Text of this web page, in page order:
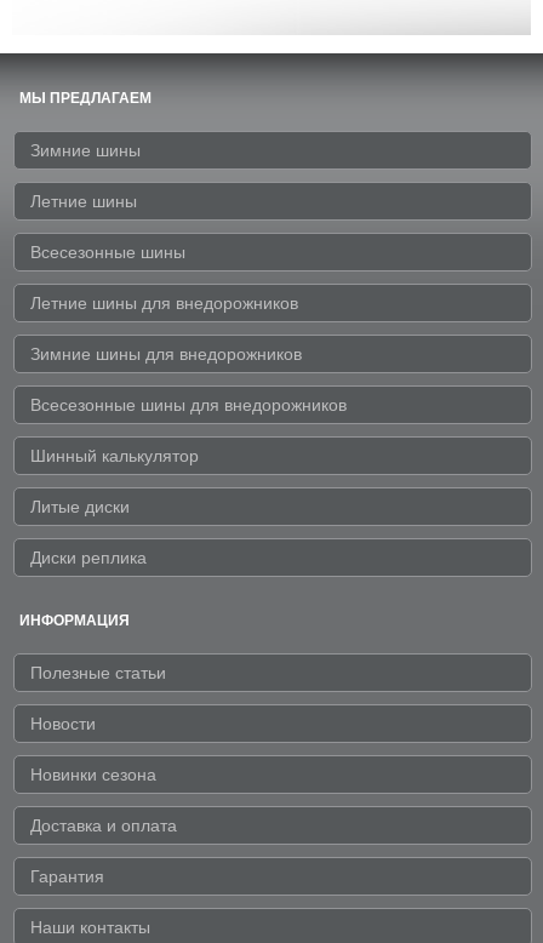
МЫ ПРЕДЛАГАЕМ
Зимние шины
Летние шины
Всесезонные шины
Летние шины для внедорожников
Зимние шины для внедорожников
Всесезонные шины для внедорожников
Шинный калькулятор
Литые диски
Диски реплика
ИНФОРМАЦИЯ
Полезные статьи
Новости
Новинки сезона
Доставка и оплата
Гарантия
Наши контакты